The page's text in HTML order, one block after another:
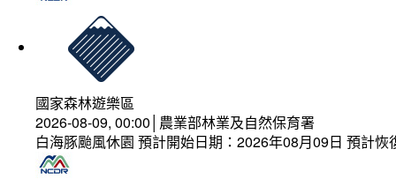
國家森林遊樂區
2026-08-09, 00:00│農業部林業及自然保育署
白海豚颱風休園 預計開始日期：2026年08月09日 預計